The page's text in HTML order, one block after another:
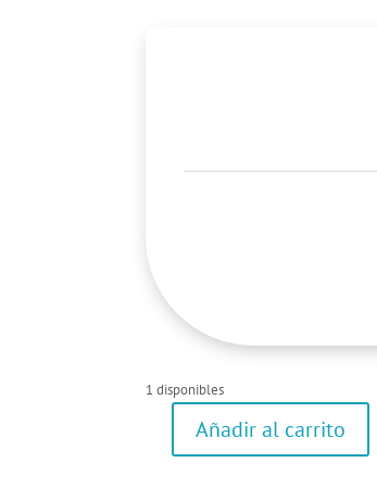
1 disponibles
CamisetaAñadir al carrito